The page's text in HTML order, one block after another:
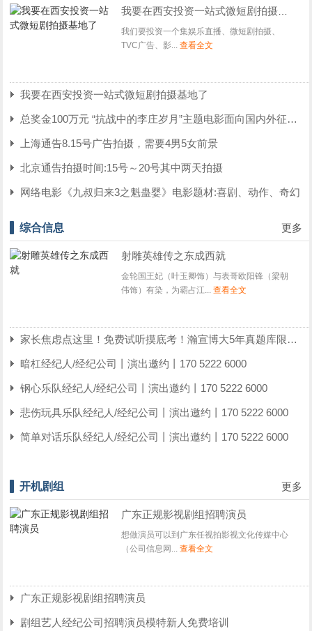
我们要投资一个集娱乐直播、微短剧拍摄、
TVC广告、影...查看全文
我要在西安投资一站式微短剧拍摄基地了
总奖金100万元 “抗战中的李庄岁月”主题电影面向国内外征集剧
上海通告8.15号广告拍摄，需要4男5女前景
北京通告拍摄时间:15号～20号其中两天拍摄
网络电影《九叔归来3之魁蛊婴》电影题材:喜剧、动作、奇幻
综合信息 更多
射雕英雄传之东成西就
金轮国王妃（叶玉卿饰）与表哥欧阳锋（梁朝
伟饰）有染，为霸占江...查看全文
家长焦虑点这里！免费试听摸底考！瀚宣博大5年真题库限时发
暗杠经纪人/经纪公司丨演出邀约丨170 5222 6000
钢心乐队经纪人/经纪公司丨演出邀约丨170 5222 6000
悲伤玩具乐队经纪人/经纪公司丨演出邀约丨170 5222 6000
简单对话乐队经纪人/经纪公司丨演出邀约丨170 5222 6000
开机剧组 更多
广东正规影视剧组招聘演员
想做演员可以到广东任视拍影视文化传媒中心
（公司信息网...查看全文
广东正规影视剧组招聘演员
剧组艺人经纪公司招聘演员模特新人免费培训